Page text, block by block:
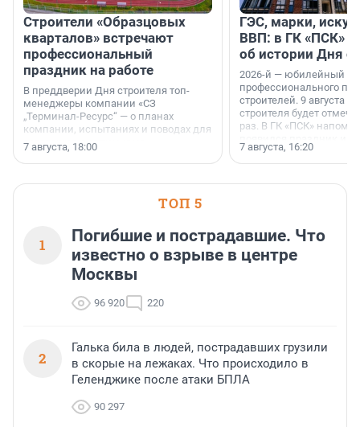
Строители «Образцовых
кварталов» встречают
профессиональный
праздник на работе
В преддверии Дня строителя топ-
менеджеры компании «СЗ
„Терминал-Ресурс“ — о планах
компании, испытаниях и поводах для
осторожного оптимизма.
7 августа, 18:00
ГЭС, марки,
ВВП: в ГК «ПСК»
об истории Дня
2026-й — юбилейный
профессионального
строителей. 9 августа
строителя будет
раз. В ГК «ПСК»
поменялась роль
7 августа, 16:20
ТОП 5
1
Погибшие и пострадавшие. Что
известно о взрыве в центре
Москвы
96 920 220
2
Галька била в людей, пострадавших грузили
в скорые на лежаках. Что происходило в
Геленджике после атаки БПЛА
90 297